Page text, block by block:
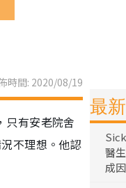
時間: 2020/08/19
只有安老院舍
不理想。他認
最
醫
成